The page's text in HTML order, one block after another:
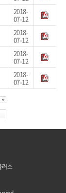
2018-
07-12
2018-
07-12
2018-
07-12
2018-
07-12
러스